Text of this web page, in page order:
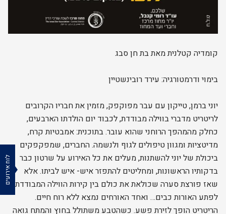
קומדיה קטלנית מאת בת חן סבג
בימוי ודרמטורגיה: עירד רובינשטיין
יוני ברמן, טייקון עם עבר מפוקפק, מזמין את חבריו הקרובים
לריטריט מדברי בווילה מבודדת, לכבוד יום הולדתו הארבעים,
כחלק מהמהפך הרוחני שהוא עובר. בתוכנית: אמבטיות קרח,
מדיטציות ומגוון טיפולים לגוף ולנשמה. החברים, שמפקפקים
ביכולת של יוני להשתנות, מעלים את כל האירוע על שרטון כבר
בדקותיו הראשונות, ומחליטים להתפזר איש- איש לביתו. אלא
שאז פורצת סערה שכולאת את כולם בין קירות הווילה המבודדת.
לפתע האורות כבים… ואחד האורחים נמצא ללא רוח חיים.
הריטריט הופך לזירת פשע. כשהטבע משתולל בחוץ והמתח גואה
לוח אירועים